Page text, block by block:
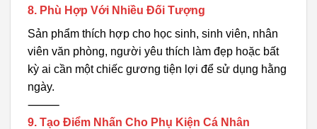
8. Phù Hợp Với Nhiều Đối Tượng
Sản phẩm thích hợp cho học sinh, sinh viên, nhân
viên văn phòng, người yêu thích làm đẹp hoặc bất
kỳ ai cần một chiếc gương tiện lợi để sử dụng hằng
ngày.
⸻
9. Tạo Điểm Nhấn Cho Phụ Kiện Cá Nhân